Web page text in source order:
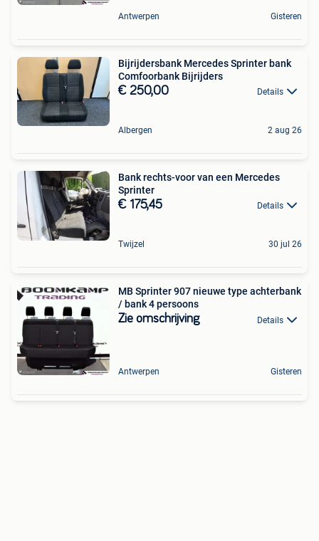
Antwerpen Gisteren
Bijrijdersbank Mercedes Sprinter bank
Comfoorbank Bijrijders
€ 250,00 Details
Albergen 2 aug 26
Bank rechts-voor van een Mercedes
Sprinter
€ 175,45 Details
Twijzel 30 jul 26
MB Sprinter 907 nieuwe type achterbank
/ bank 4 persoons
Zie omschrijving Details
Antwerpen Gisteren